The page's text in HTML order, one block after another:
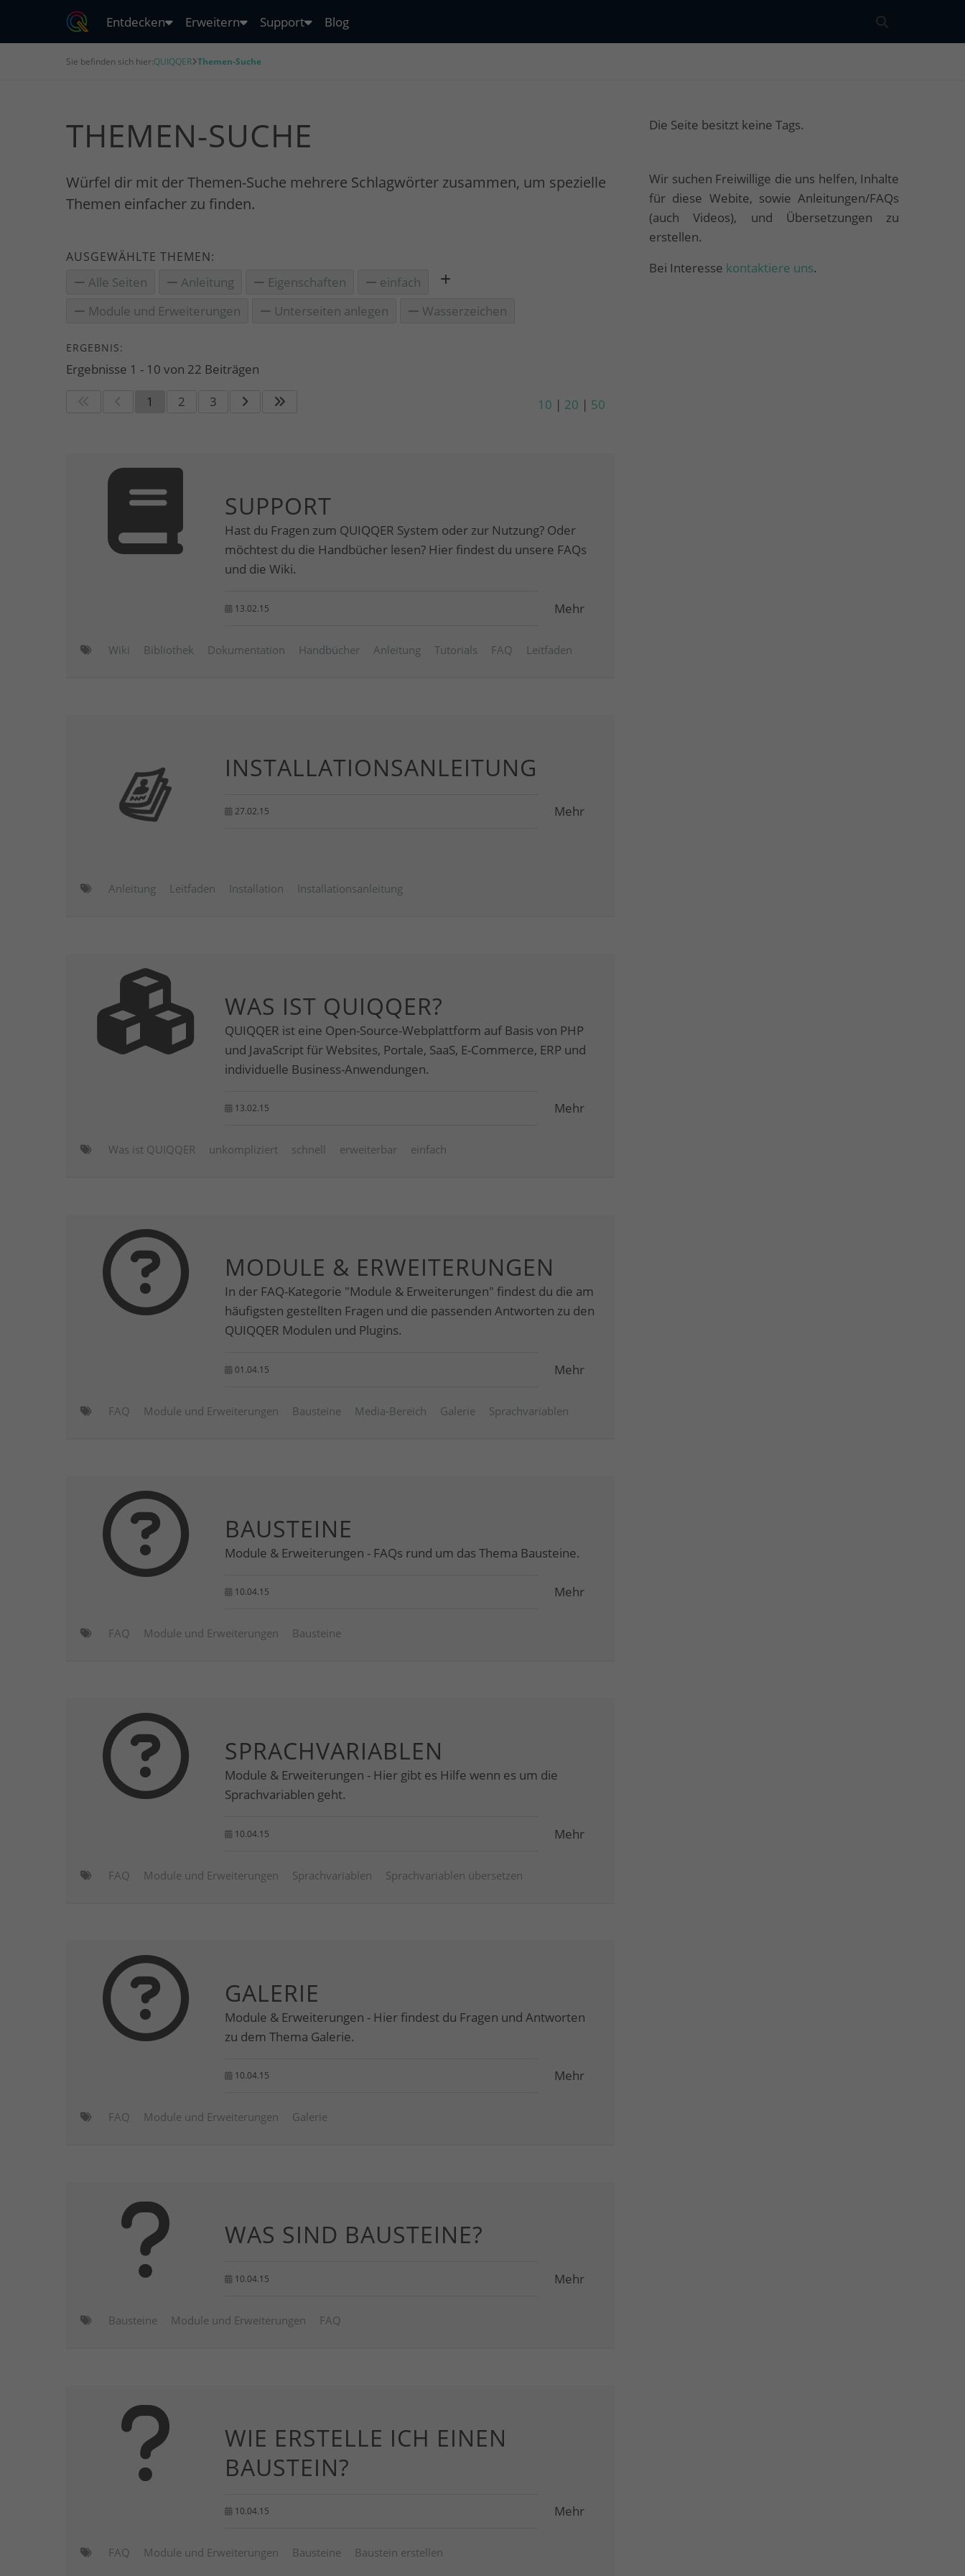
Entdecken Erweitern Support Blog
Sie befinden sich hier:QUIQQER Themen-Suche
THEMEN-SUCHE
Würfel dir mit der Themen-Suche mehrere Schlagwörter zusammen, um spezielle
Themen einfacher zu finden.
AUSGEWÄHLTE THEMEN:
Alle Seiten Anleitung Eigenschaften
einfach
Module und Erweiterungen
Unterseiten anlegen Wasserzeichen
ERGEBNIS:
Ergebnisse 1 - 10 von 22 Beiträgen
1
2 3 10 | 20 | 50
SUPPORT
Hast du Fragen zum QUIQQER System oder zur Nutzung? Oder
möchtest du die Handbücher lesen? Hier findest du unsere FAQs
und die Wiki.
13.02.15 Mehr
Wiki Bibliothek Dokumentation Handbücher Anleitung Tutorials FAQ Leitfaden
INSTALLATIONSANLEITUNG
27.02.15 Mehr
Anleitung Leitfaden Installation Installationsanleitung
WAS IST QUIQQER?
QUIQQER ist eine Open-Source-Webplattform auf Basis von PHP
und JavaScript für Websites, Portale, SaaS, E-Commerce, ERP und
individuelle Business-Anwendungen.
13.02.15 Mehr
Was ist QUIQQER unkompliziert schnell erweiterbar einfach
MODULE & ERWEITERUNGEN
In der FAQ-Kategorie "Module & Erweiterungen" findest du die am
häufigsten gestellten Fragen und die passenden Antworten zu den
QUIQQER Modulen und Plugins.
01.04.15 Mehr
FAQ Module und Erweiterungen Bausteine Media-Bereich Galerie Sprachvariablen
BAUSTEINE
Module & Erweiterungen - FAQs rund um das Thema Bausteine.
10.04.15 Mehr
FAQ Module und Erweiterungen Bausteine
SPRACHVARIABLEN
Module & Erweiterungen - Hier gibt es Hilfe wenn es um die
Sprachvariablen geht.
10.04.15 Mehr
FAQ Module und Erweiterungen Sprachvariablen Sprachvariablen übersetzen
GALERIE
Module & Erweiterungen - Hier findest du Fragen und Antworten
zu dem Thema Galerie.
10.04.15 Mehr
FAQ Module und Erweiterungen Galerie
WAS SIND BAUSTEINE?
10.04.15 Mehr
Bausteine Module und Erweiterungen FAQ
WIE ERSTELLE ICH EINEN
BAUSTEIN?
10.04.15 Mehr
FAQ Module und Erweiterungen Bausteine Baustein erstellen
Die Seite besitzt keine Tags.
Wir suchen Freiwillige die uns helfen, Inhalte
für diese Webite, sowie Anleitungen/FAQs
(auch Videos), und Übersetzungen zu
erstellen.
Bei Interesse kontaktiere uns.